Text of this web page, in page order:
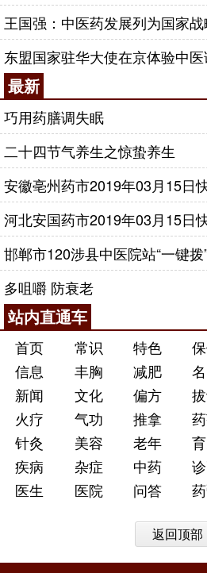
王国强：中医药发展列为国家
东盟国家驻华大使在京体验中
最新
巧用药膳调失眠
二十四节气养生之惊蛰养生
安徽亳州药市2019年03月15日
河北安国药市2019年03月15日
邯郸市120涉县中医院站“一键拨
多咀嚼 防衰老
站内直通车
首页 常识 特色
信息
丰胸 减肥
新闻
文化 偏方
火疗
气功 推拿
针灸
美容 老年
疾病
杂症 中药
医生
医院 问答
返回顶部